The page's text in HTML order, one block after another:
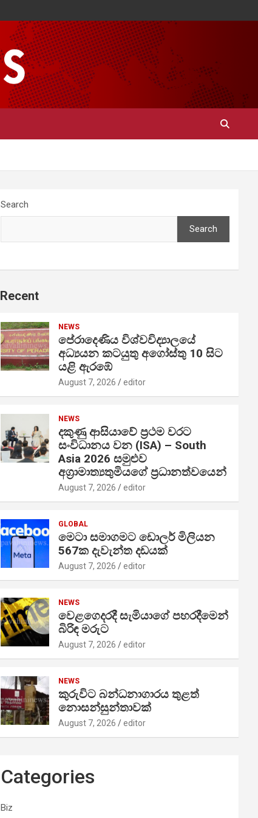
Search
Search
Recent
NEWS
පේරාදෙණිය විශ්වවිද්‍යාලයේ
අධ්‍යයන කටයුතු අගෝස්තු 10 සිට
යළි ඇරඹේ
August 7, 2026 editor
NEWS
දකුණු ආසියාවේ ප්‍රථම වරට
සංවිධානය වන (ISA) – South
Asia 2026 සමුළුව
අග්‍රාමාත්‍යතුමියගේ ප්‍රධානත්වයෙන්
August 7, 2026 editor
GLOBAL
මෙටා සමාගමට ඩොලර් මිලියන
567ක දැවැන්ත දඩයක්
August 7, 2026 editor
NEWS
වෙළගෙදරදී සැමියාගේ පහරදීමෙන්
බිරිඳ මරුට
August 7, 2026 editor
NEWS
කුරුවිට බන්ධනාගාරය තුළත්
නොසන්සුන්තාවක්
August 7, 2026 editor
Categories
Biz